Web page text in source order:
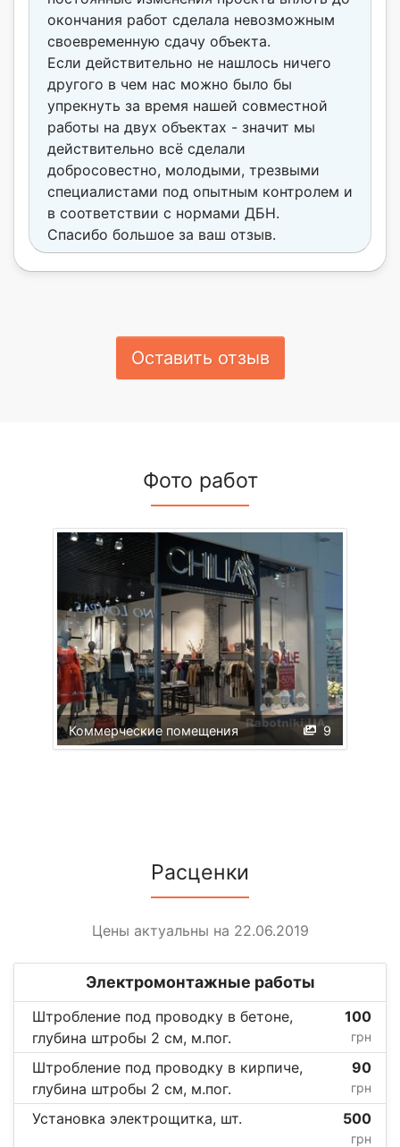
окончания работ сделала невозможным
своевременную сдачу объекта.
Если действительно не нашлось ничего
другого в чем нас можно было бы
упрекнуть за время нашей совместной
работы на двух объектах - значит мы
действительно всё сделали
добросовестно, молодыми, трезвыми
специалистами под опытным контролем и
в соответствии с нормами ДБН.
Спасибо большое за ваш отзыв.
Оставить отзыв
Фото работ
9
Коммерческие помещения
Расценки
Цены актуальны на 22.06.2019
Электромонтажные работы
Штробление под проводку в бетоне,
глубина штробы 2 см, м.пог.
100
грн
Штробление под проводку в кирпиче,
глубина штробы 2 см, м.пог.
90
грн
Установка электрощитка, шт. 500
грн